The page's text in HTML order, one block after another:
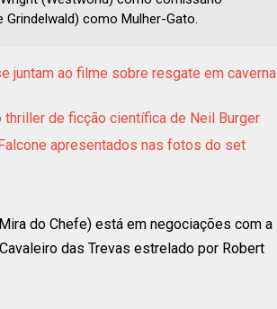
como Mulher-Gato.
juntam ao filme sobre resgate em caverna
thriller de ficção científica de Neil Burger
apresentados nas fotos do set
do Chefe) está em negociações com a
das Trevas estrelado por Robert